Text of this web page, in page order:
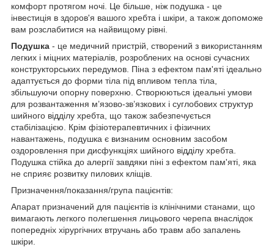
комфорт протягом ночі. Це більше, ніж подушка - це
інвестиція в здоров'я вашого хребта і шкіри, а також допоможе
вам розслабитися на найвищому рівні.
Подушка - це медичний пристрій, створений з використанням
легких і міцних матеріалів, розроблених на основі сучасних
конструкторських передумов. Піна з ефектом пам'яті ідеально
адаптується до форми тіла під впливом тепла тіла,
збільшуючи опорну поверхню. Створюються ідеальні умови
для розвантаження м’язово-зв’язкових і суглобових структур
шийного відділу хребта, що також забезпечується
стабілізацією. Крім фізіотерапевтичних і фізичних
навантажень, подушка є визнаним основним засобом
оздоровлення при дисфункціях шийного відділу хребта.
Подушка стійка до алергії завдяки піні з ефектом пам'яті, яка
не сприяє розвитку пилових кліщів.
Призначення/показання/група пацієнтів:
Апарат призначений для пацієнтів із клінічними станами, що
вимагають легкого полегшення лицьового черепа внаслідок
попередніх хірургічних втручань або травм або запалень
шкіри.